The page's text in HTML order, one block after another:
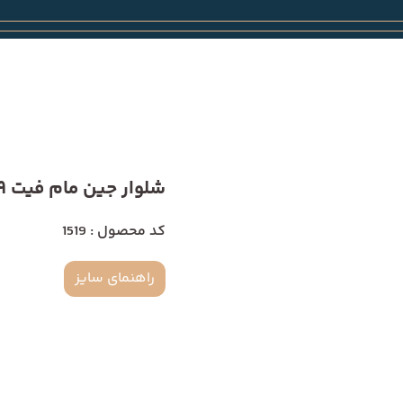
شلوار جین مام فیت 1519
کد محصول : 1519
راهنمای سایز